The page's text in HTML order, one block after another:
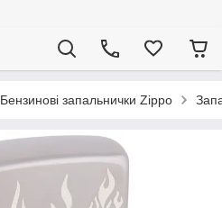
Бензинові запальнички Zippo